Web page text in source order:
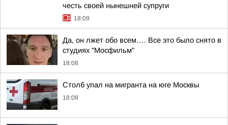
честь своей нынешней супруги
18:09
Да, он лжет обо всем…. Все это было снято в
студиях "Мосфильм"
18:08
Столб упал на мигранта на юге Москвы
18:08